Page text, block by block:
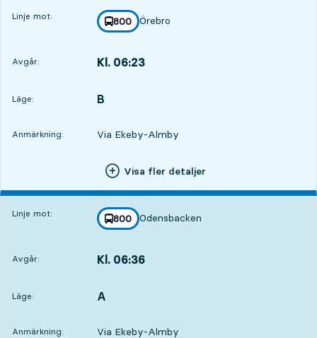
Linje mot: linje
800
mot
Örebro
,
Avgår: Kl. 06:23
Läge:
LÄGE, B
,
Anmärkning: Via Ekeby-Almby
Visa fler detaljer
Linje mot: linje
800
mot
Odensbacken
,
Avgår: Kl. 06:36
Läge:
LÄGE, A
,
Anmärkning: Via Ekeby-Almby